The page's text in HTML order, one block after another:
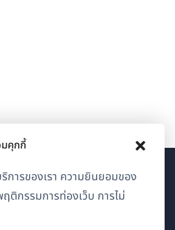
คุกกี้
การของเรา ความยินยอมของ
ติกรรมการท่องเว็บ การไม่
กับ WPML
ป็นส่วนตัว